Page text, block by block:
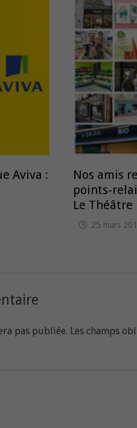
Aviva :
Nos amis
points-
Le Théâtre
25 mars
pas publiée. Les champs